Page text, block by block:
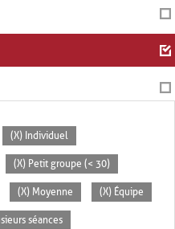
(X) Individuel
(X) Petit groupe (< 30)
(X) Moyenne (X) Équipe
séances